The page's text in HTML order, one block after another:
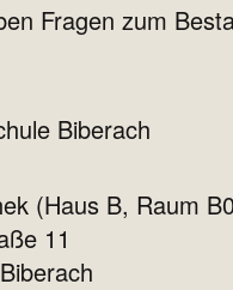
Fragen zum
Biberach
(Haus B, Raum
11